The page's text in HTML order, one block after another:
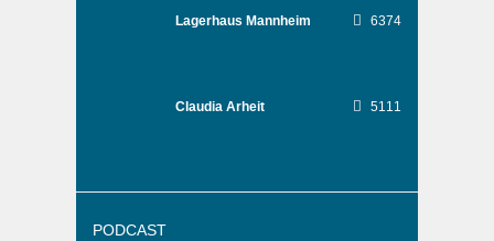
Lagerhaus Mannheim 6374
Claudia Arheit 5111
PODCAST